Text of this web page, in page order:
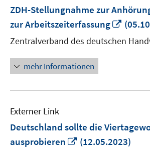
ZDH-Stellungnahme zur
zur Arbeitszeiterfassung
In
neuem
Zentralverband des deutschen
mehr Informationen
Externer Link
Deutschland sollte die
ausprobieren
In
(12.05.2023)